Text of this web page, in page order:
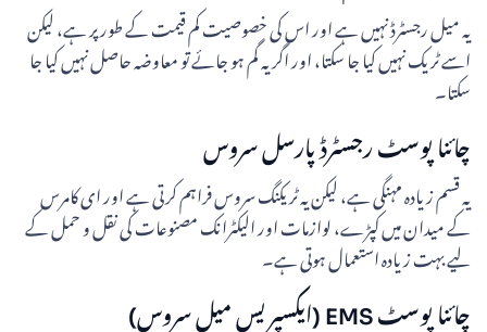
یہ میل رجسٹرڈ نہیں ہے اور اس کی خصوصیت کم قیمت کے طور پر ہے، لیکن
اسے ٹریک نہیں کیا جا سکتا، اور اگر یہ گم ہو جائے تو معاوضہ حاصل نہیں کیا جا
سکتا۔
چائنا پوسٹ رجسٹرڈ پارسل سروس
یہ قسم زیادہ مہنگی ہے، لیکن یہ ٹریکنگ سروس فراہم کرتی ہے اور ای کامرس
کے میدان میں کپڑے، لوازمات اور الیکٹرانک مصنوعات کی نقل و حمل کے
لیے بہت زیادہ استعمال ہوتی ہے۔
چائنا پوسٹ EMS (ایکسپریس میل سروس)